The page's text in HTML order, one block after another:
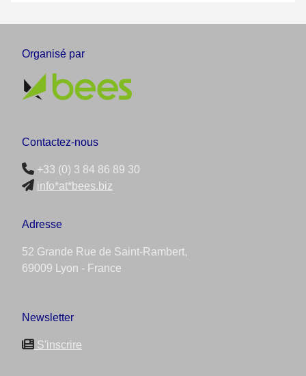
Organisé par
Contactez-nous
+33 (0) 3 84 86 89 30
info*at*bees.biz
Adresse
52 Grande Rue de Saint-Rambert,
69009 Lyon - France
Newsletter
S'inscrire